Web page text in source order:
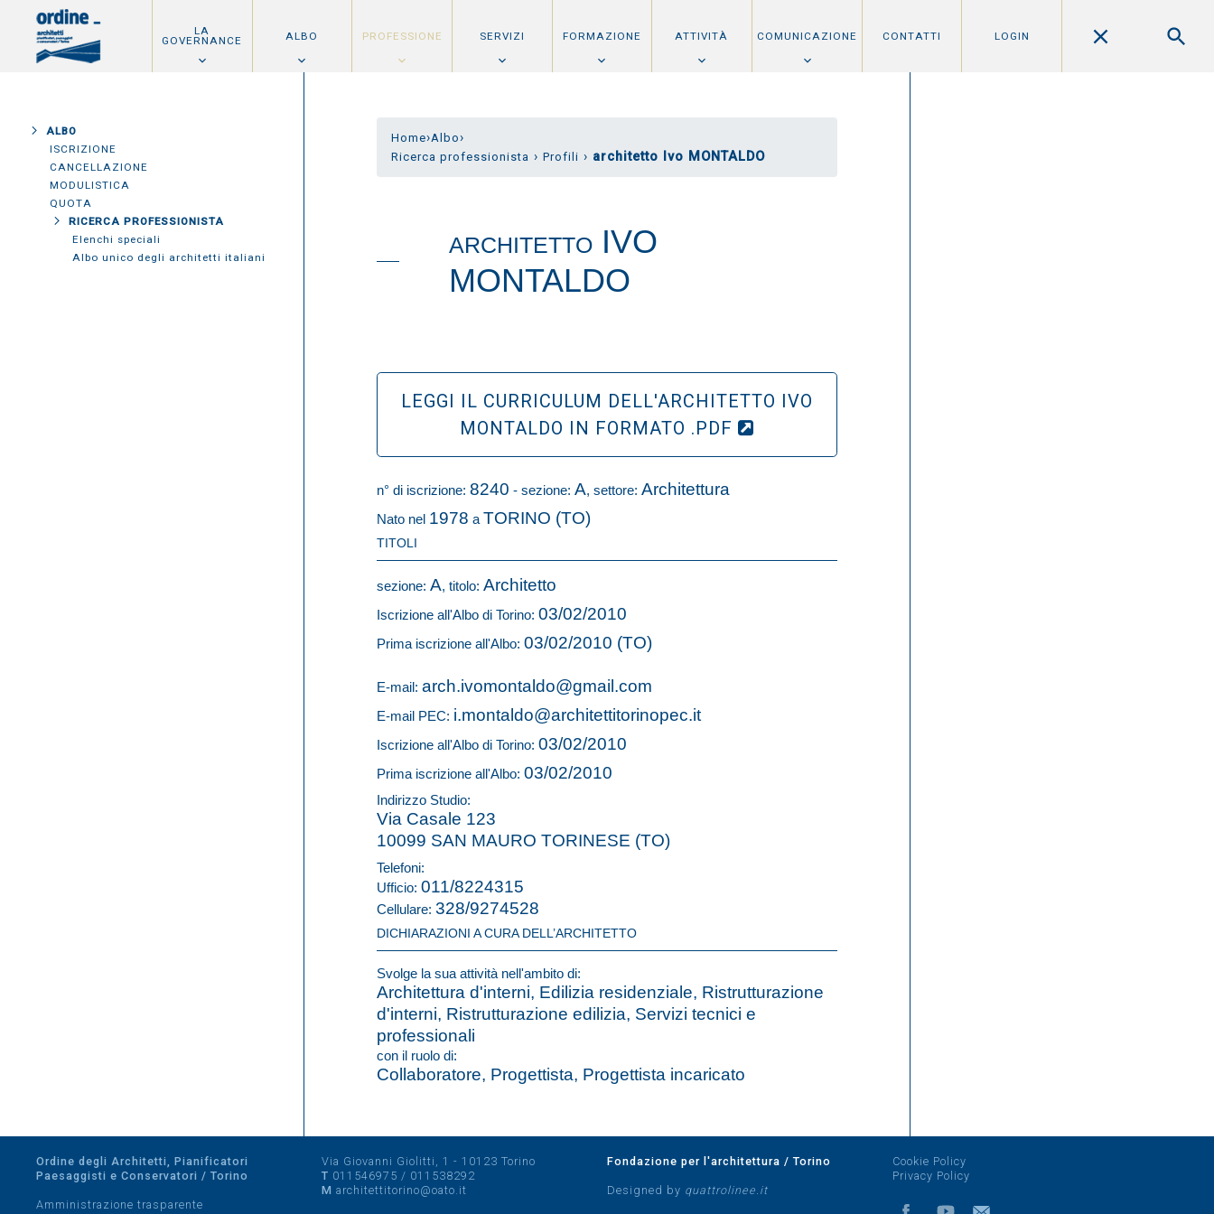
LA
GOVERNANCE ALBO PROFESSIONE SERVIZI FORMAZIONE ATTIVITÀ COMUNICAZIONE CONTATTI LOGIN
ALBO
ISCRIZIONE
CANCELLAZIONE
MODULISTICA
QUOTA
RICERCA PROFESSIONISTA
Elenchi speciali
Albo unico degli architetti italiani
Home›Albo›
Ricerca professionista › Profili › architetto Ivo MONTALDO
ARCHITETTO IVO
MONTALDO
LEGGI IL CURRICULUM DELL'ARCHITETTO IVO
MONTALDO IN FORMATO .PDF
n° di iscrizione: 8240 - sezione: A, settore: Architettura
Nato nel 1978 a TORINO (TO)
TITOLI
sezione: A, titolo: Architetto
Iscrizione all'Albo di Torino: 03/02/2010
Prima iscrizione all'Albo: 03/02/2010 (TO)
E-mail: arch.ivomontaldo@gmail.com
E-mail PEC: i.montaldo@architettitorinopec.it
Iscrizione all'Albo di Torino: 03/02/2010
Prima iscrizione all'Albo: 03/02/2010
Indirizzo Studio:
Via Casale 123
10099 SAN MAURO TORINESE (TO)
Telefoni:
Ufficio: 011/8224315
Cellulare: 328/9274528
DICHIARAZIONI A CURA DELL’ARCHITETTO
Svolge la sua attività nell'ambito di:
Architettura d'interni, Edilizia residenziale, Ristrutturazione
d'interni, Ristrutturazione edilizia, Servizi tecnici e
professionali
con il ruolo di:
Collaboratore, Progettista, Progettista incaricato
Ordine degli Architetti, Pianificatori
Paesaggisti e Conservatori / Torino
Amministrazione trasparente
Via Giovanni Giolitti, 1 - 10123 Torino
T 011546975 / 011538292
M architettitorino@oato.it
Fondazione per l'architettura / Torino
Designed by quattrolinee.it
Cookie Policy
Privacy Policy